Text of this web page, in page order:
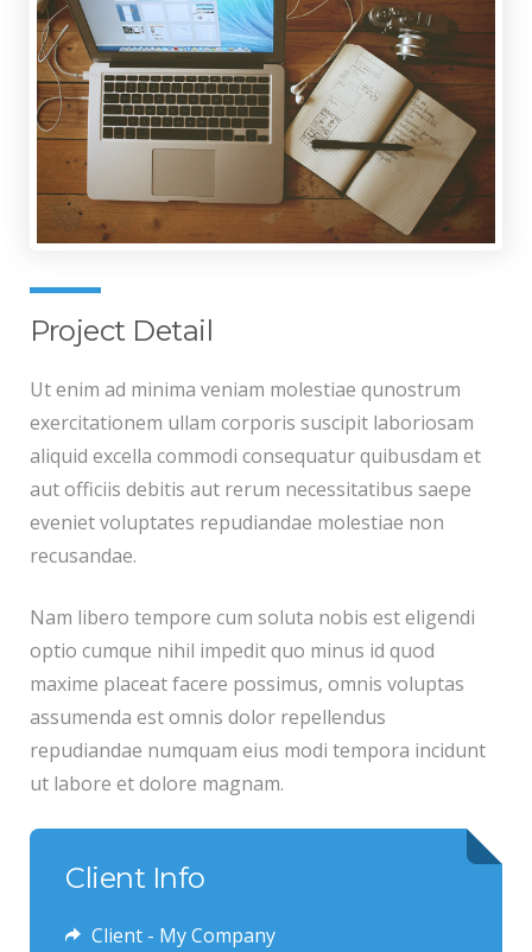
Project Detail
Ut enim ad minima veniam molestiae qunostrum
exercitationem ullam corporis suscipit laboriosam
aliquid excella commodi consequatur quibusdam et
aut officiis debitis aut rerum necessitatibus saepe
eveniet voluptates repudiandae molestiae non
recusandae.
Nam libero tempore cum soluta nobis est eligendi
optio cumque nihil impedit quo minus id quod
maxime placeat facere possimus, omnis voluptas
assumenda est omnis dolor repellendus
repudiandae numquam eius modi tempora incidunt
ut labore et dolore magnam.
Client Info
Client - My Company